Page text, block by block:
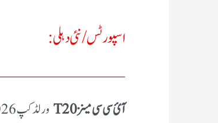
اسپورٹس/ نئی دہلی:
آئ سی سی مینزT20